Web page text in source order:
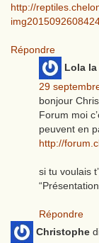
http://
Répondre
Lola
29
bonjour
Forum moi
peuvent en
http://
si tu voulais
Répondre
Christophe